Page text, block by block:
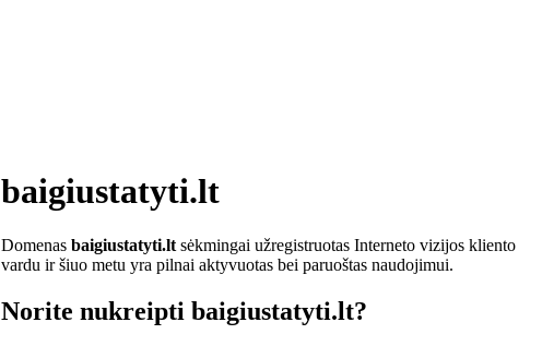
baigiustatyti.lt
Domenas baigiustatyti.lt sėkmingai užregistruotas Interneto vizijos kliento
vardu ir šiuo metu yra pilnai aktyvuotas bei paruoštas naudojimui.
Norite nukreipti baigiustatyti.lt?